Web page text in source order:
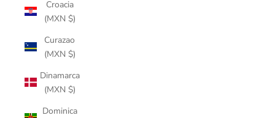
Croacia
(MXN $)
Curazao
(MXN $)
Dinamarca
(MXN $)
Dominica